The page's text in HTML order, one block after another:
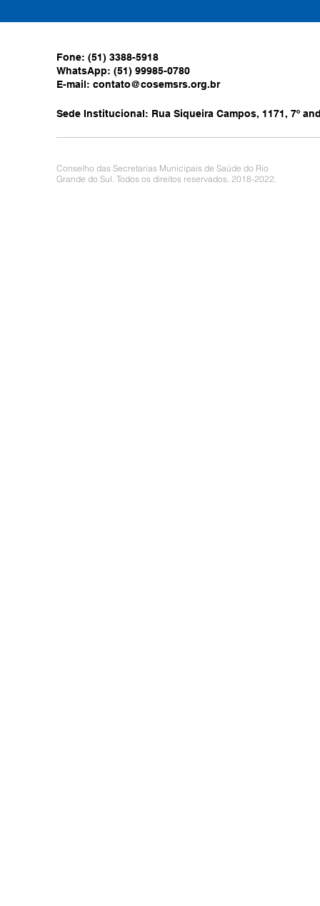
Fone: (51) 3388-5918
WhatsApp: (51) 99985-0780
E-mail: contato@cosemsrs.org.br
Sede Institucional: Rua Siqueira Campos, 1171, 7º
Conselho das Secretarias Municipais de Saúde do Rio
Grande do Sul. Todos os direitos reservados. 2018-2022.